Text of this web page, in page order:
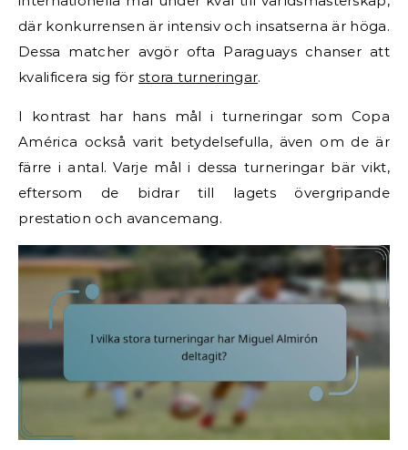
där konkurrensen är intensiv och insatserna är höga.
Dessa matcher avgör ofta Paraguays chanser att
kvalificera sig förstora turneringar.
I kontrast har hans mål i turneringar som Copa
América också varit betydelsefulla, även om de är
färre i antal. Varje mål i dessa turneringar bär vikt,
eftersom de bidrar till lagets övergripande
prestation och avancemang.